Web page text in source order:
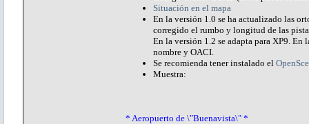
Situación en el mapa
En la versión 1.0 se ha actualizado las
corregido el rumbo y longitud de las
En la versión 1.2 se adapta para XP9.
nombre y OACI.
Se recomienda tener instalado el
Muestra:
* Aeropuerto de \"Buenavista\" *